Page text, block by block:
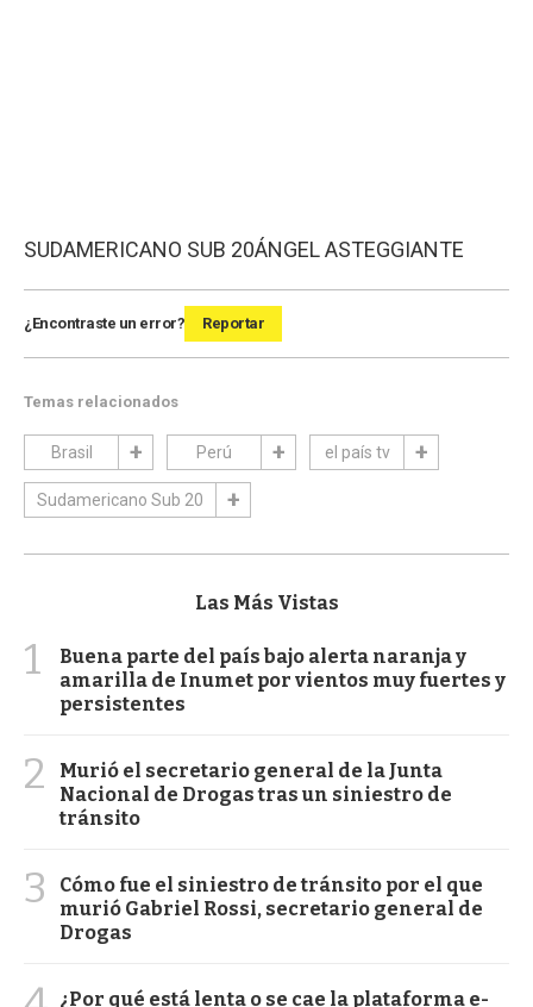
SUDAMERICANO SUB 20ÁNGEL ASTEGGIANTE
¿Encontraste un error? Reportar
Temas relacionados
Brasil Perú el país tv
Sudamericano Sub 20
Las Más Vistas
1
Buena parte del país bajo alerta naranja y
amarilla de Inumet por vientos muy fuertes y
persistentes
2
Murió el secretario general de la Junta
Nacional de Drogas tras un siniestro de
tránsito
3
Cómo fue el siniestro de tránsito por el que
murió Gabriel Rossi, secretario general de
Drogas
¿Por qué está lenta o se cae la plataforma e-